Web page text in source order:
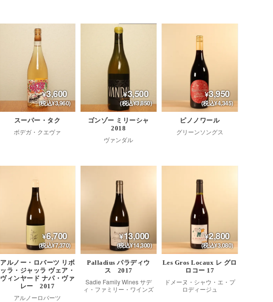
3,600
(税込¥3,960)
スーパー・タク
ボデガ・クエヴァ
3,500
(税込¥3,850)
ゴンゾー ミリーシャ
2018
ヴァンダル
3,950
(税込¥4,345)
ピノノワール
グリーンソングス
6,700
(税込¥7,370)
アルノー・ロバーツ リボ
ッラ・ジャッラ ヴェア・
ヴィンヤード ナパ・ヴァ
レー 2017
アルノーロバーツ
13,000
(税込¥14,300)
Palladius パラディウ
ス 2017
Sadie Family Wines サデ
ィ・ファミリー・ワインズ
2,800
(税込¥3,080)
Les Gros Locaux レ グロ
ロコー 17
ドメーヌ・シャウ・エ・プ
ロディージュ